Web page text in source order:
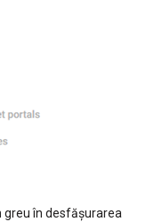
greu în desfășurarea